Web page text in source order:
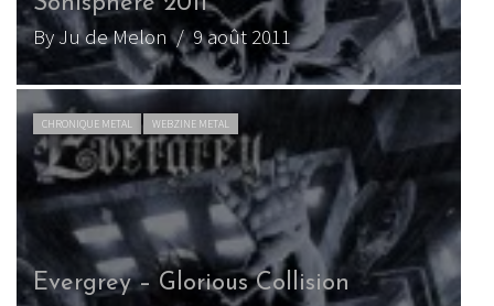
By Ju de Melon / 9 août 2011
CHRONIQUE METAL WEBZINE METAL
Evergrey – Glorious Collision